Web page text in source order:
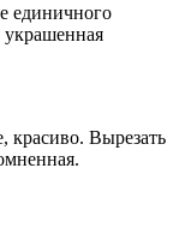
единичного
украшенная
красиво. Вырезать